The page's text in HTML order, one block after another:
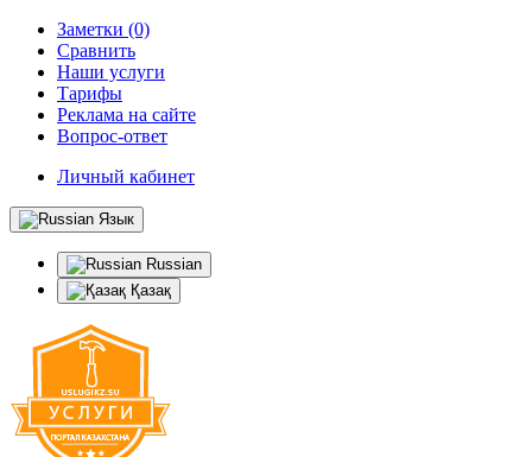
Заметки (0)
Сравнить
Наши услуги
Тарифы
Реклама на сайте
Вопрос-ответ
Личный кабинет
Язык
Russian
Қазақ